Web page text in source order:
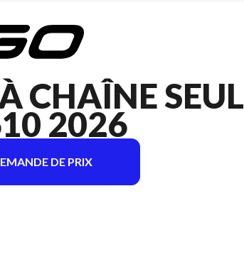
CHAÎNE SEUL
2026
DE PRIX